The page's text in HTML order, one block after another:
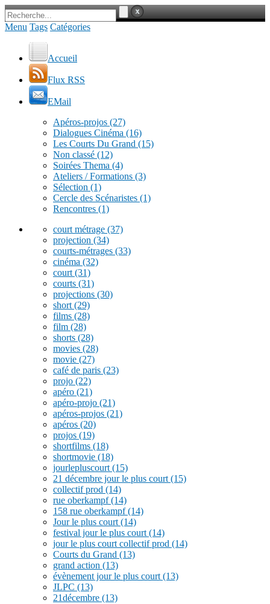
Menu Tags Catégories
Accueil
Flux RSS
EMail
Apéros-projos (27)
Dialogues Cinéma (16)
Les Courts Du Grand (15)
Non classé (12)
Soirées Thema (4)
Ateliers / Formations (3)
Sélection (1)
Cercle des Scénaristes (1)
Rencontres (1)
court métrage (37)
projection (34)
courts-métrages (33)
cinéma (32)
court (31)
courts (31)
projections (30)
short (29)
films (28)
film (28)
shorts (28)
movies (28)
movie (27)
café de paris (23)
projo (22)
apéro (21)
apéro-projo (21)
apéros-projos (21)
apéros (20)
projos (19)
shortfilms (18)
shortmovie (18)
jourlepluscourt (15)
21 décembre jour le plus court (15)
collectif prod (14)
rue oberkampf(14)
158 rue oberkampf(14)
Jour le plus court (14)
festival jour le plus court (14)
jour le plus court collectif prod (14)
Courts du Grand (13)
grand action (13)
évènement jour le plus court (13)
JLPC (13)
21décembre (13)